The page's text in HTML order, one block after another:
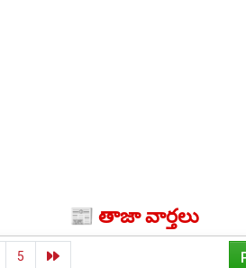
📰 తాజా వార్తలు
5